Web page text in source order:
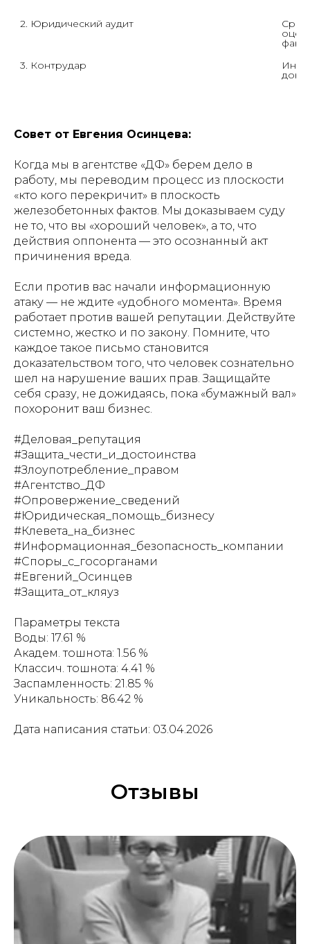
2. Юридический аудит
3. Контрудар
Совет от Евгения Осинцева:
Когда мы в агентстве «ДФ» берем дело в
работу, мы переводим процесс из плоскости
«кто кого перекричит» в плоскость
железобетонных фактов. Мы доказываем суду
не то, что вы «хороший человек», а то, что
действия оппонента — это осознанный акт
причинения вреда.
Если против вас начали информационную
атаку — не ждите «удобного момента». Время
работает против вашей репутации. Действуйте
системно, жестко и по закону. Помните, что
каждое такое письмо становится
доказательством того, что человек сознательно
шел на нарушение ваших прав. Защищайте
себя сразу, не дожидаясь, пока «бумажный вал»
похоронит ваш бизнес.
#Деловая_репутация
#Защита_чести_и_достоинства
#Злоупотребление_правом
#Агентство_ДФ
#Опровержение_сведений
#Юридическая_помощь_бизнесу
#Клевета_на_бизнес
#Информационная_безопасность_компании
#Споры_с_госорганами
#Евгений_Осинцев
#Защита_от_кляуз
Параметры текста
Воды: 17.61 %
Академ. тошнота: 1.56 %
Классич. тошнота: 4.41 %
Заспамленность: 21.85 %
Уникальность: 86.42 %
Дата написания статьи: 03.04.2026
Отзывы